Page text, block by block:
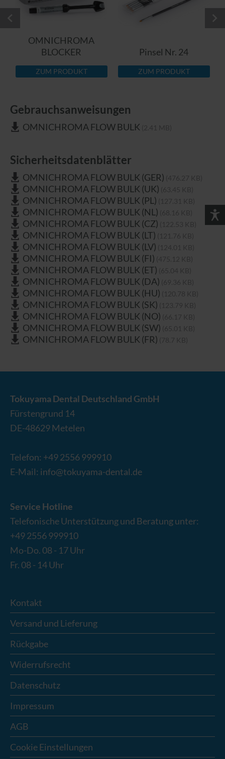
OMNICHROMA
BLOCKER
ZUM PRODUKT
Pinsel Nr. 24
ZUM PRODUKT
Gebrauchsanweisungen
OMNICHROMA FLOW BULK
Sicherheitsdatenblätter
OMNICHROMA FLOW BULK (GER)
OMNICHROMA FLOW BULK (UK)
OMNICHROMA FLOW BULK (PL)
OMNICHROMA FLOW BULK (NL)
OMNICHROMA FLOW BULK (CZ)
OMNICHROMA FLOW BULK (LT)
OMNICHROMA FLOW BULK (LV)
OMNICHROMA FLOW BULK (FI)
OMNICHROMA FLOW BULK (ET)
OMNICHROMA FLOW BULK (DA)
OMNICHROMA FLOW BULK (HU)
OMNICHROMA FLOW BULK (SK)
OMNICHROMA FLOW BULK (NO)
OMNICHROMA FLOW BULK (SW)
OMNICHROMA FLOW BULK (FR)
Tokuyama Dental Deutschland GmbH
Fürstengrund 14
DE-48629Metelen
Telefon: +49 2556 999910
E-Mail: info@tokuyama-dental.de
Service Hotline
Telefonische Unterstützung und Beratung unter:
+49 2556 999910
Mo-Do. 08 - 17 Uhr
Fr. 08 - 14 Uhr
Kontakt
Versand und Lieferung
Rückgabe
Widerrufsrecht
Datenschutz
Impressum
AGB
Cookie Einstellungen